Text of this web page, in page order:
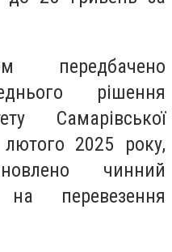
передбачено
рішення
Самарівської
2025 року,
чинний
перевезення